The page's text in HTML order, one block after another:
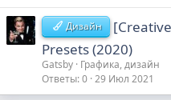
Дизайн
Presets (2020)
Gatsby Графика, дизайн
Ответы 0 29 Июл 2021